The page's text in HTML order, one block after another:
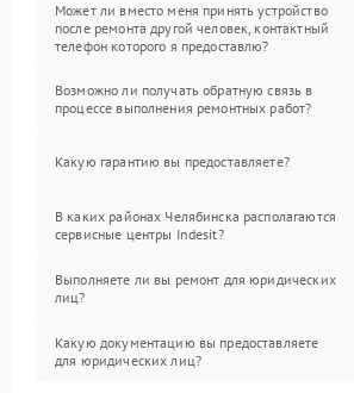
Может ли вместо меня принять устройство
после ремонта другой человек, контактный
телефон которого я предоставлю?
Возможно ли получать обратную связь в
процессе выполнения ремонтных работ?
Какую гарантию вы предоставляете?
В каких районах Челябинска располагаются
сервисные центры Indesit?
Выполняете ли вы ремонт для юридических
лиц?
Какую документацию вы предоставляете
для юридических лиц?